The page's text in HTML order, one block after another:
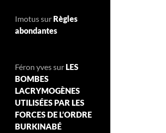
Imotussur Règles
abondantes
Féron yvessur LES
BOMBES
LACRYMOGÈNES
UTILISÉES PAR LES
FORCES DE L’ORDRE
BURKINABÉ